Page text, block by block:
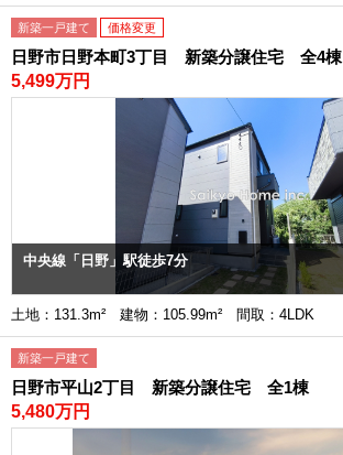
新築一戸建て 価格変更
日野市日野本町3丁目 新築分譲住宅 全4棟
5,499万円
中央線「日野」駅徒歩7分
土地：131.3m² 建物：105.99m² 間取：4LDK
新築一戸建て
日野市平山2丁目 新築分譲住宅 全1棟
5,480万円